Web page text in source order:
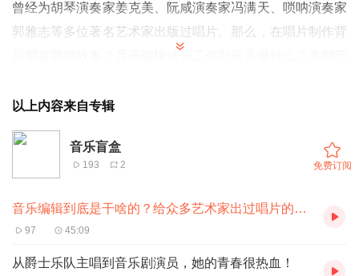
曾经为胡琴演奏家姜克美、阮咸演奏家冯满天、唢呐演奏家
郭雅志等多位著名艺术家出版过唱片。那么，在唱片制作背
00:56 音乐编辑到底做哪些工作？
01:29 出一张唱片有哪些流程？
19:40 唱片录音的变化
26:28 黑胶唱片的音质特殊在哪里？
以上内容来自专辑
音乐盲盒
193 2 免费订阅
音乐编辑到底是干啥的？给众多艺术家出过唱片的她来了！
97 45:09
从爵士乐队主唱到音乐剧演员，她的青春很热血！